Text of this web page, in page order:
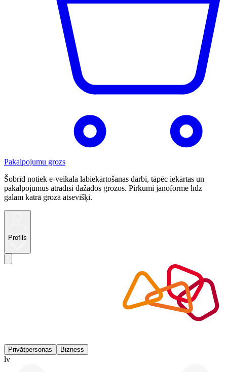
Pakalpojumu grozs
Šobrīd notiek e-veikala labiekārtošanas darbi, tāpēc iekārtas un
pakalpojumus atradīsi dažādos grozos. Pirkumi jānoformē līdz
galam katrā grozā atsevišķi.
Profils
Privātpersonas Bizness
lv